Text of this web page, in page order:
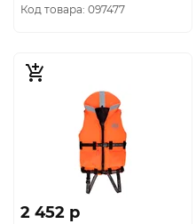
Код товара: 097477
2 452 p